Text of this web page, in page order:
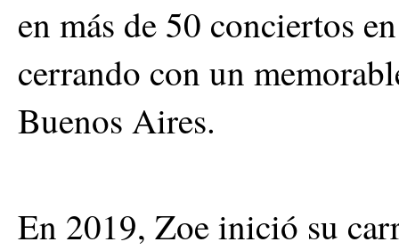
en más de 50 conciertos
cerrando con un
Buenos Aires.
En 2019, Zoe inició su